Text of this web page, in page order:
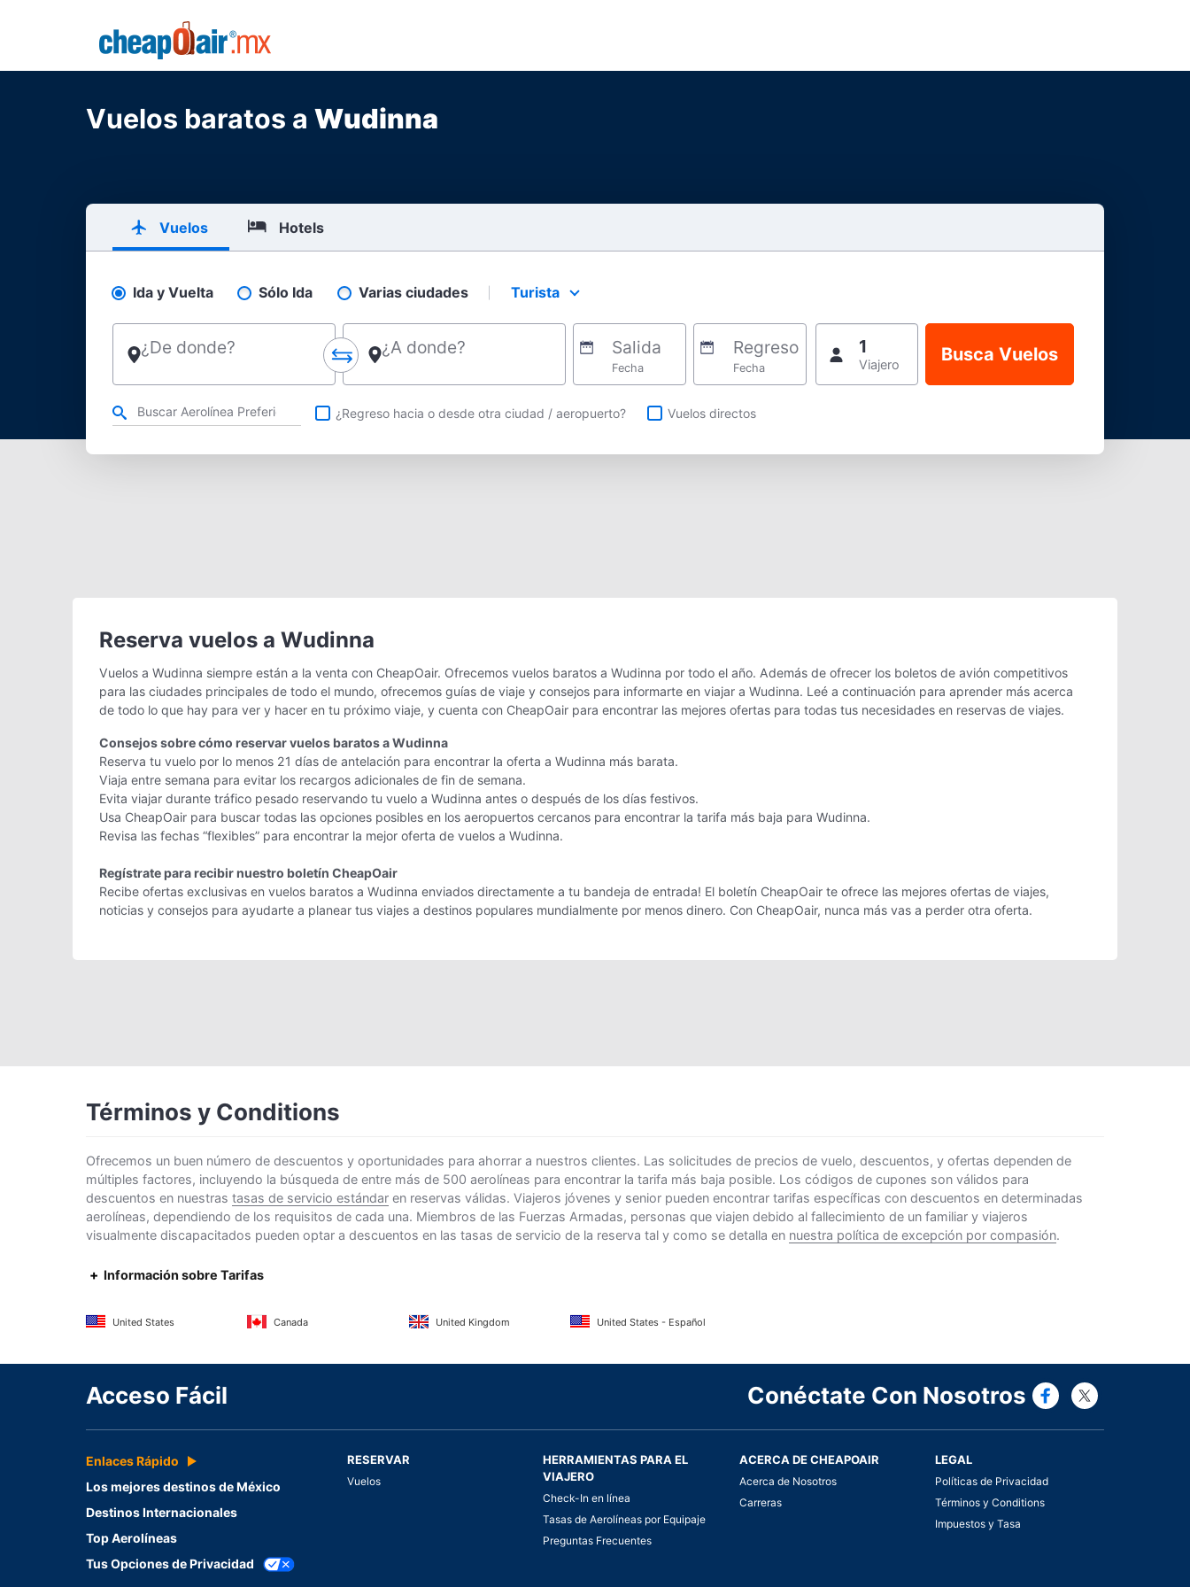
Vuelos baratos a Wudinna
Vuelos Hotels
Pick your flight type
Ida y Vuelta Sólo Ida Varias ciudades Select your preferred seating class.
Turista
¿De donde? ¿A donde? Salida
Fecha
Regreso
Fecha
1
Viajero
Refina tu búsqueda por aerolínea, ciudad o aeropuerto o vuelos directos
¿Regreso hacia o desde otra ciudad / aeropuerto? Vuelos directos
Reserva vuelos a Wudinna
Vuelos a Wudinna siempre están a la venta con CheapOair. Ofrecemos vuelos baratos a Wudinna por todo el año. Además de ofrecer los boletos de avión competitivos
para las ciudades principales de todo el mundo, ofrecemos guías de viaje y consejos para informarte en viajar a Wudinna. Leé a continuación para aprender más acerca
de todo lo que hay para ver y hacer en tu próximo viaje, y cuenta con CheapOair para encontrar las mejores ofertas para todas tus necesidades en reservas de viajes.
Consejos sobre cómo reservar vuelos baratos a Wudinna
Reserva tu vuelo por lo menos 21 días de antelación para encontrar la oferta a Wudinna más barata.
Viaja entre semana para evitar los recargos adicionales de fin de semana.
Evita viajar durante tráfico pesado reservando tu vuelo a Wudinna antes o después de los días festivos.
Usa CheapOair para buscar todas las opciones posibles en los aeropuertos cercanos para encontrar la tarifa más baja para Wudinna.
Revisa las fechas “flexibles” para encontrar la mejor oferta de vuelos a Wudinna.
Regístrate para recibir nuestro boletín CheapOair
Recibe ofertas exclusivas en vuelos baratos a Wudinna enviados directamente a tu bandeja de entrada! El boletín CheapOair te ofrece las mejores ofertas de viajes,
noticias y consejos para ayudarte a planear tus viajes a destinos populares mundialmente por menos dinero. Con CheapOair, nunca más vas a perder otra oferta.
Términos y Conditions
Ofrecemos un buen número de descuentos y oportunidades para ahorrar a nuestros clientes. Las solicitudes de precios de vuelo, descuentos, y ofertas dependen de
múltiples factores, incluyendo la búsqueda de entre más de 500 aerolíneas para encontrar la tarifa más baja posible. Los códigos de cupones son válidos para
descuentos en nuestras tasas de servicio estándar en reservas válidas. Viajeros jóvenes y senior pueden encontrar tarifas específicas con descuentos en determinadas
aerolíneas, dependiendo de los requisitos de cada una. Miembros de las Fuerzas Armadas, personas que viajen debido al fallecimiento de un familiar y viajeros
visualmente discapacitados pueden optar a descuentos en las tasas de servicio de la reserva tal y como se detalla en nuestra política de excepción por compasión.
Información sobre Tarifas
United States Canada United Kingdom United States - Español
Acceso Fácil Conéctate Con Nosotros Connect
Enlaces Rápido
Los mejores destinos de México
Destinos Internacionales
Top Aerolíneas
Tus Opciones de Privacidad
RESERVAR
Vuelos
HERRAMIENTAS PARA EL
VIAJERO
Check-In en línea
Tasas de Aerolíneas por Equipaje
Preguntas Frecuentes
ACERCA DE CHEAPOAIR
Acerca de Nosotros
Carreras
LEGAL
Políticas de Privacidad
Términos y Conditions
Impuestos y Tasa